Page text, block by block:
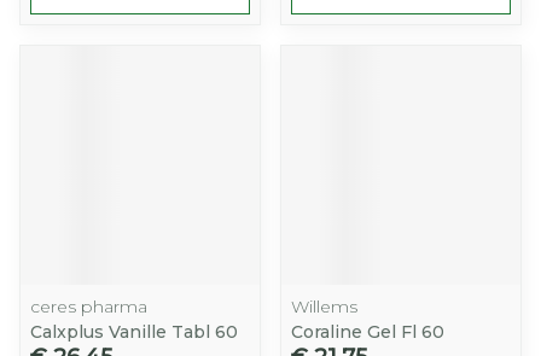
ceres pharma
Calxplus Vanille Tabl 60
Willems
Coraline Gel Fl 60